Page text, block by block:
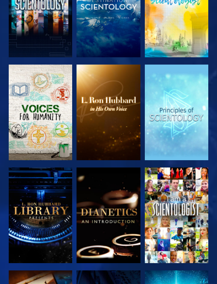
SERIE
ENTDECKEN
SERIE
ENTDECKEN
SERIE
ENTDECKEN
SERIE
ENTDECKEN
SERIE
ENTDECKEN
ANSEHEN